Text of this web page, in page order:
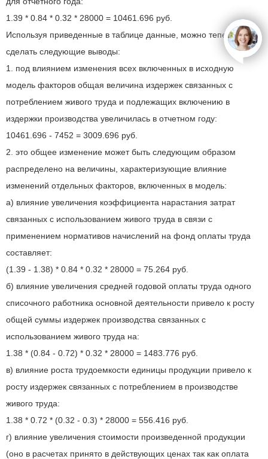
1.39 * 0.84 * 0.32 * 28000 = 10461.696 руб.
Используя приведенные в таблице данные, можно теперь
сделать следующие выводы:
1. под влиянием изменения всех включенных в исходную
модель факторов общая величина издержек связанных с
потреблением живого труда и подлежащих включению в
издержки производства увеличилась в отчетном году:
10461.696 - 7452 = 3009.696 руб.
2. это общее изменение может быть следующим образом
распределено на величины, характеризующие влияние
изменений отдельных факторов, включенных в модель:
а) влияние увеличения коэффициента нарастания затрат
связанных с использованием живого труда в связи с
применением нормативов начислений на фонд оплаты труда
составляет:
(1.39 - 1.38) * 0.84 * 0.32 * 28000 = 75.264 руб.
б) влияние увеличения средней годовой оплаты труда одного
списочного работника основной деятельности привело к росту
общей суммы издержек производства связанных с
использованием живого труда на:
1.38 * (0.84 - 0.72) * 0.32 * 28000 = 1483.776 руб.
в) влияние роста трудоемкости единицы продукции привело к
росту издержек связанных с потреблением в производстве
живого труда:
1.38 * 0.72 * (0.32 - 0.3) * 28000 = 556.416 руб.
г) влияние увеличения стоимости произведенной продукции
(оно в расчетах принято в действующих ценах так как оплата
open